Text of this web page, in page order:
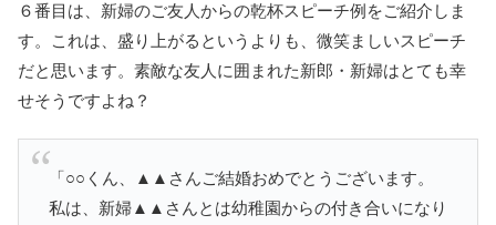
６番目は、新婦のご友人からの乾杯スピーチ例をご紹介しま
す。これは、盛り上がるというよりも、微笑ましいスピーチ
だと思います。素敵な友人に囲まれた新郎・新婦はとても幸
せそうですよね？
「○○くん、▲▲さんご結婚おめでとうございます。
私は、新婦▲▲さんとは幼稚園からの付き合いになり